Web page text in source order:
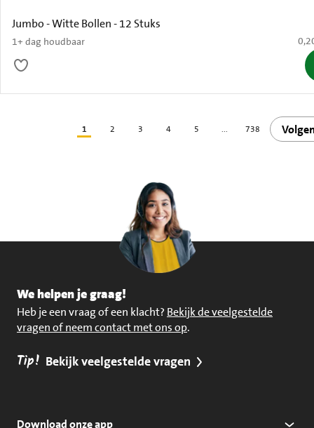
Jumbo - Witte Bollen - 12 Stuks
1+ dag houdbaar €
1 2 3 4 5 ... 738
We helpen je graag!
Heb je een vraag of een klacht? Bekijk de veelgestelde
vragen of neem contact met ons op.
Tip! Bekijk veelgestelde vragen
Download onze app